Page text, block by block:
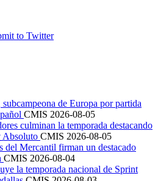
de Europa por partida
CMIS 2026-08-05
culminan la temporada destacando
Absoluto CMIS 2026-08-05
del Mercantil firman un destacado
CMIS 2026-08-04
la temporada nacional de Sprint